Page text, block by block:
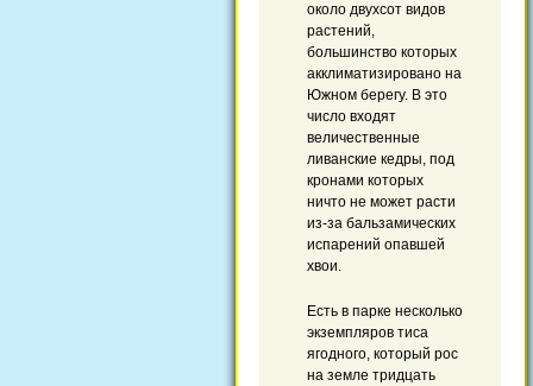
около двухсот видов
растений,
большинство которых
акклиматизировано на
Южном берегу. В это
число входят
величественные
ливанские кедры, под
кронами которых
ничто не может расти
из-за бальзамических
испарений опавшей
хвои.
Есть в парке несколько
экземпляров тиса
ягодного, который рос
на земле тридцать